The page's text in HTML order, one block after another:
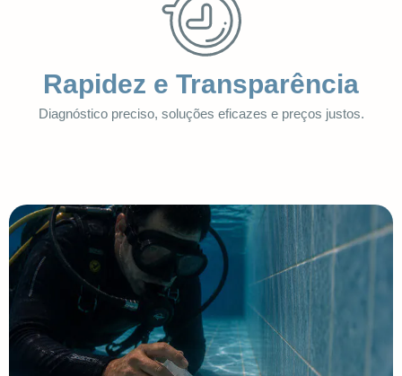
Rapidez e Transparência
Diagnóstico preciso, soluções eficazes e preços justos.